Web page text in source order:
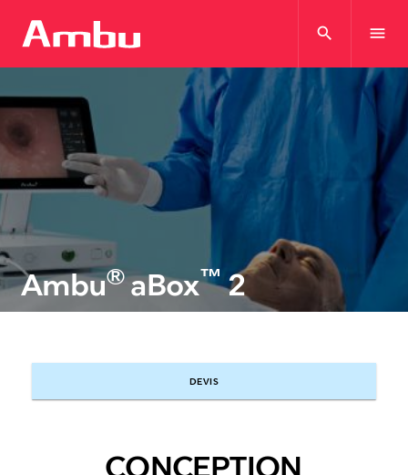
search menu
Ambu®aBox™2
DEVIS